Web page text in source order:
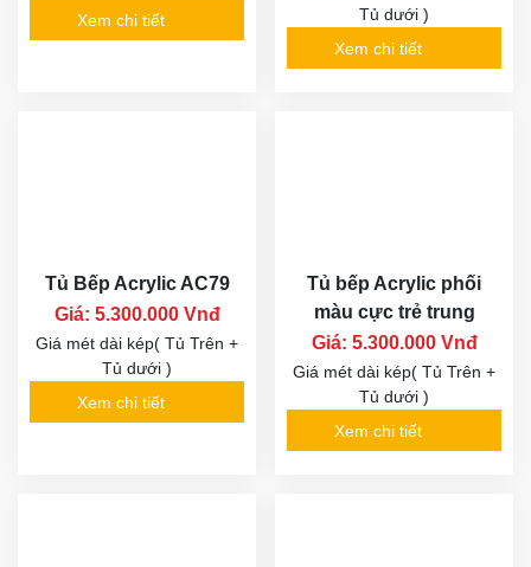
Xem chi tiết
Tủ dưới )
Xem chi tiết
Tủ Bếp Acrylic AC79
Giá: 5.300.000 Vnđ
Giá mét dài kép( Tủ Trên +
Tủ dưới )
Xem chi tiết
Tủ bếp Acrylic phối
màu cực trẻ trung
Giá: 5.300.000 Vnđ
Giá mét dài kép( Tủ Trên +
Tủ dưới )
Xem chi tiết